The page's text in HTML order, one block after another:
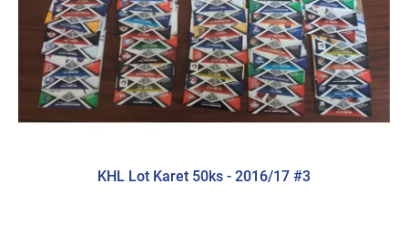
KHL Lot Karet 50ks - 2016/17 #3